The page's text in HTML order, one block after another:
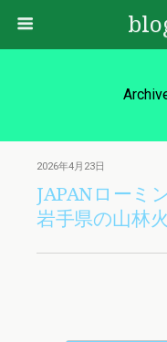
2026年4月23日
JAPANローミ
岩手県の山林